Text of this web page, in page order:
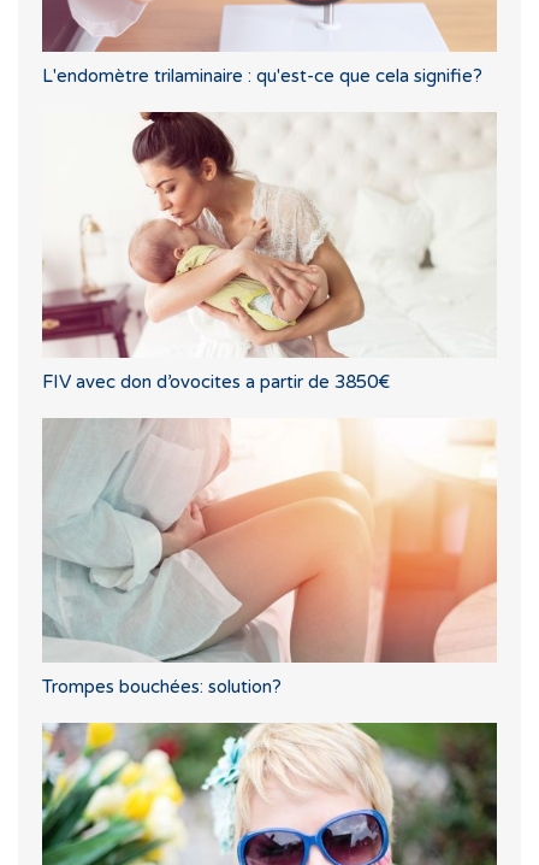
L'endomètre trilaminaire : qu'est-ce que cela signifie?
FIV avec don d’ovocites a partir de 3850€
Trompes bouchées: solution?